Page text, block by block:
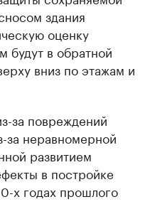
здания
оценку
будут в обратной
вниз по этажам и
за повреждений
за неравномерной
развитием
в постройке
х годах прошлого